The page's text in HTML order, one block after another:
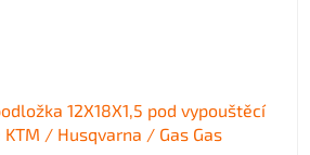
12X18X1,5 pod vypouštěcí
/ Husqvarna / Gas Gas